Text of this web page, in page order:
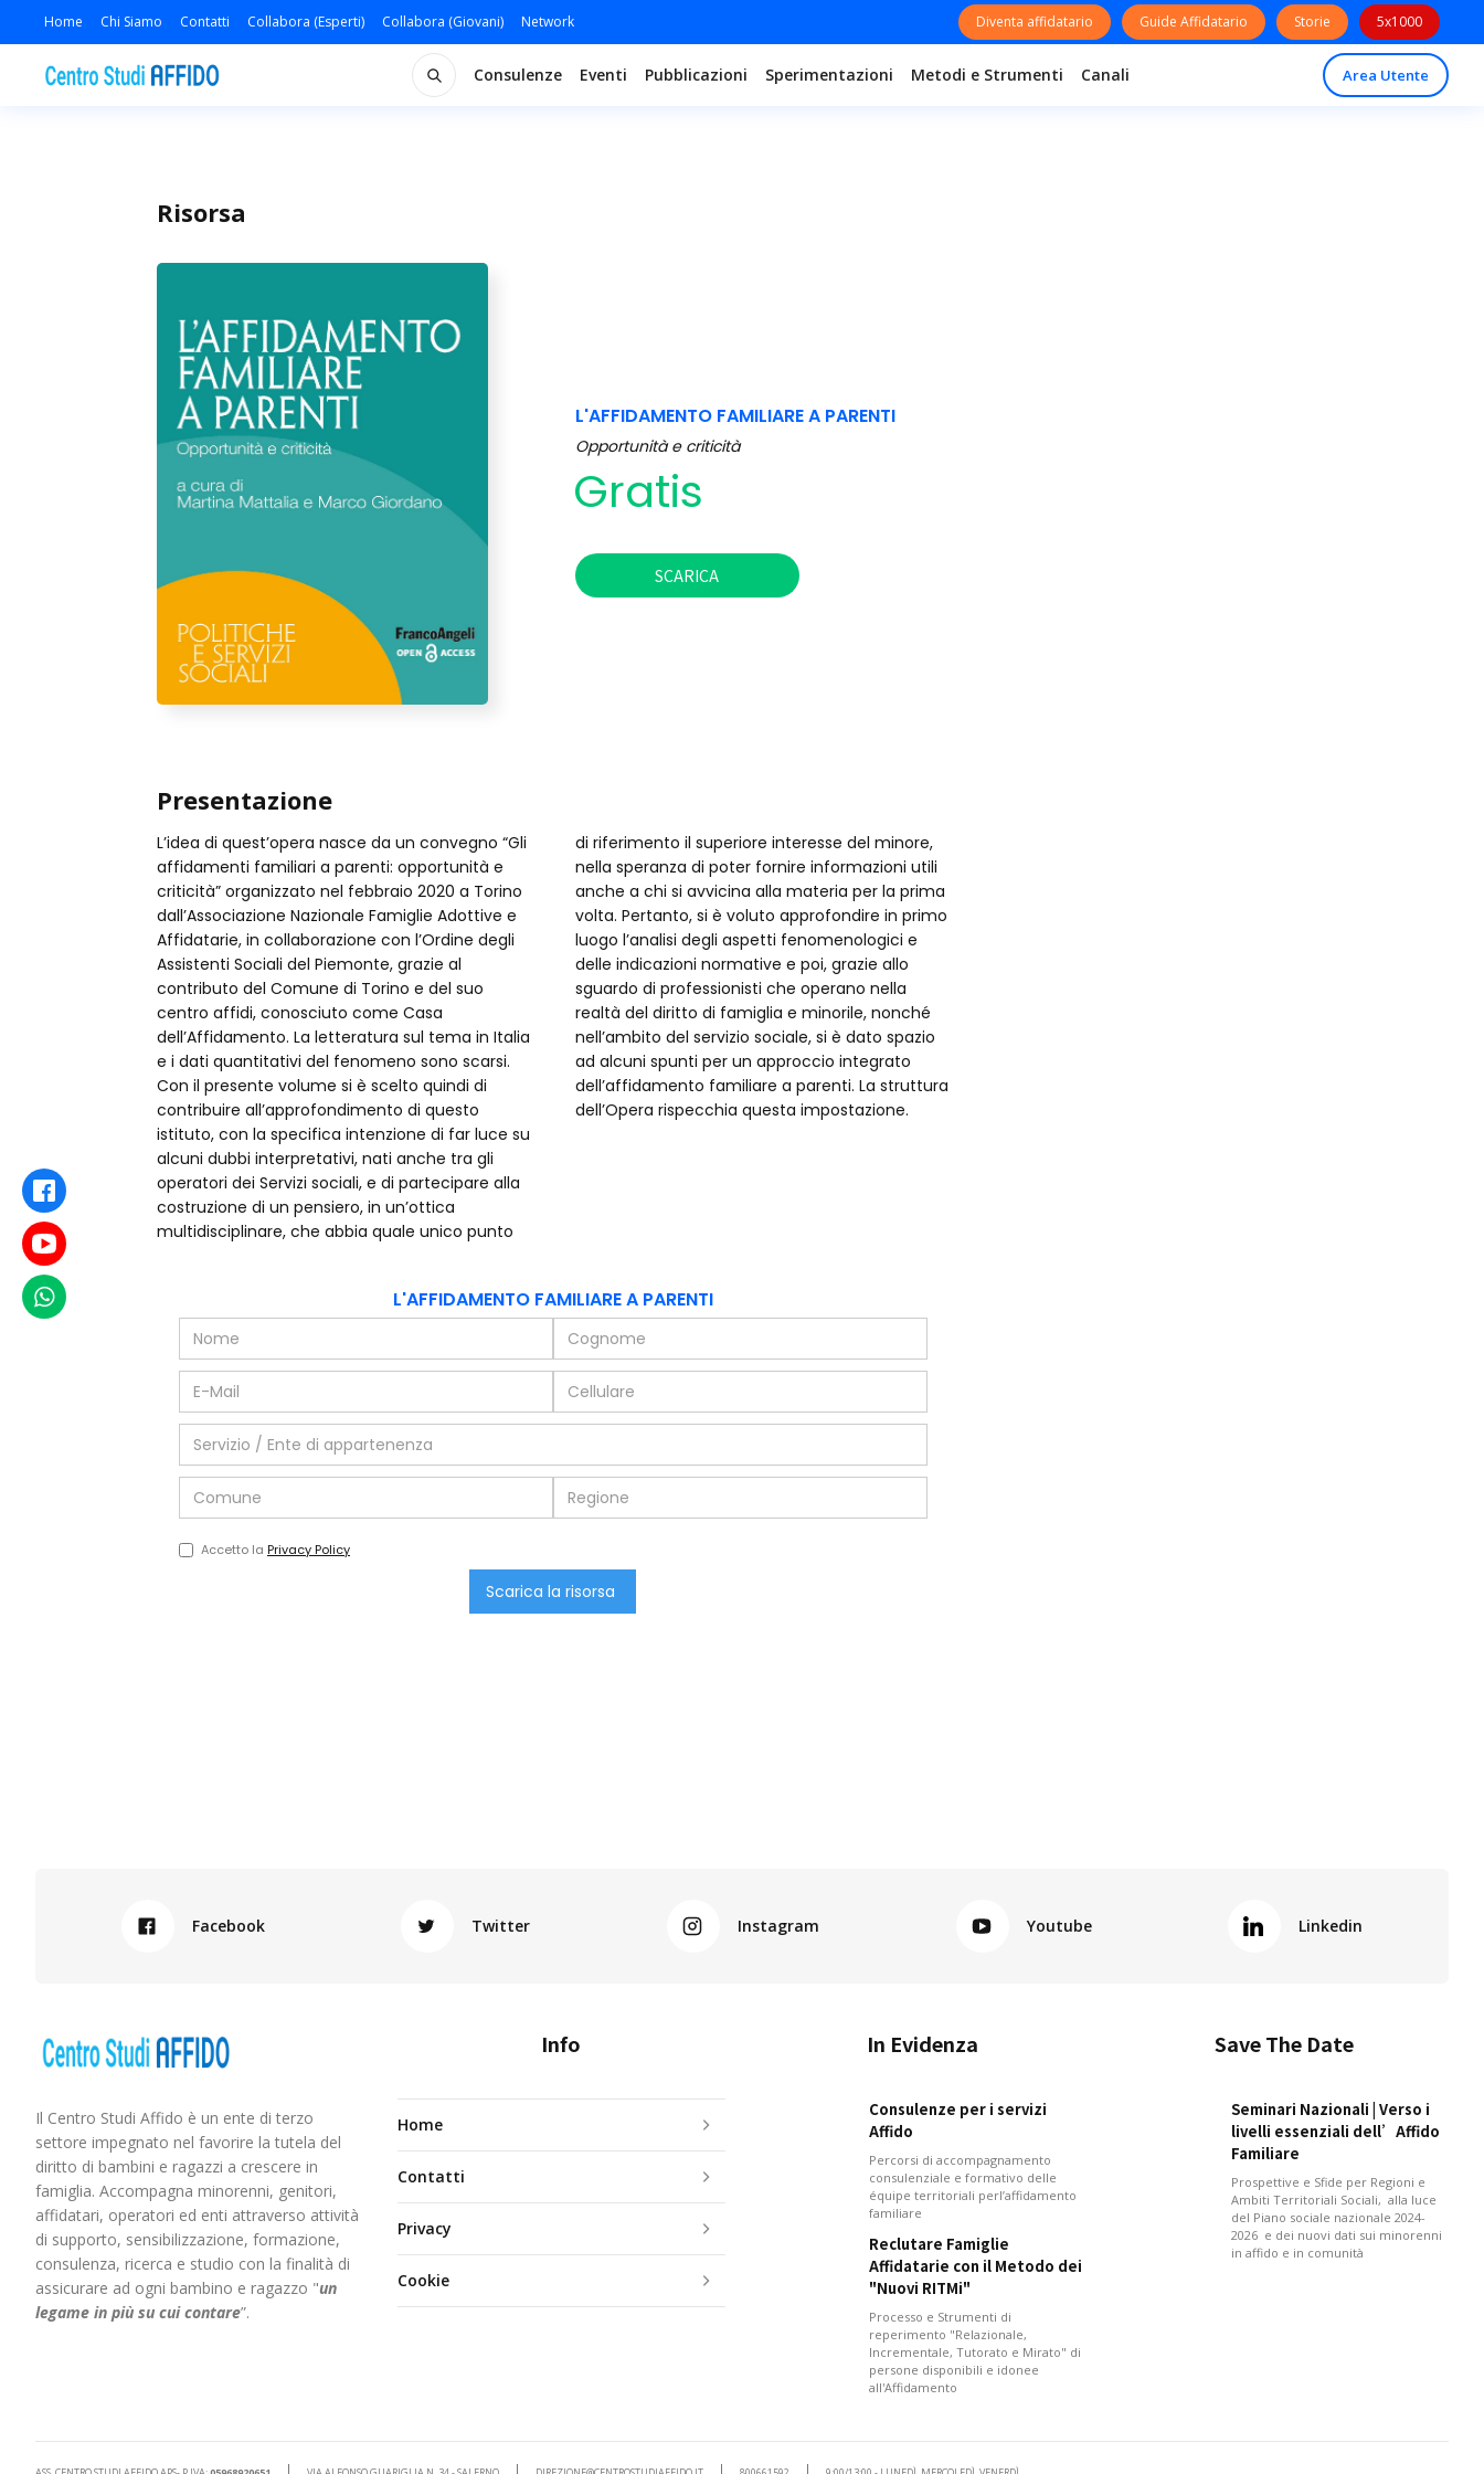
Home Chi Siamo Contatti Collabora (Esperti) Collabora (Giovani) Network Diventa affidatario Guide Affidatario Storie 5x1000
Consulenze Eventi Pubblicazioni Sperimentazioni Metodi e Strumenti Canali Area Utente
Risorsa
L'AFFIDAMENTO FAMILIARE A PARENTI
Opportunità e criticità
Gratis
SCARICA
Presentazione
L’idea di quest’opera nasce da un convegno “Gli
affidamenti familiari a parenti: opportunità e
criticità” organizzato nel febbraio 2020 a Torino
dall’Associazione Nazionale Famiglie Adottive e
Affidatarie, in collaborazione con l’Ordine degli
Assistenti Sociali del Piemonte, grazie al
contributo del Comune di Torino e del suo
centro affidi, conosciuto come Casa
dell’Affidamento. La letteratura sul tema in Italia
e i dati quantitativi del fenomeno sono scarsi.
Con il presente volume si è scelto quindi di
contribuire all’approfondimento di questo
istituto, con la specifica intenzione di far luce su
alcuni dubbi interpretativi, nati anche tra gli
operatori dei Servizi sociali, e di partecipare alla
costruzione di un pensiero, in un’ottica
multidisciplinare, che abbia quale unico punto
di riferimento il superiore interesse del minore,
nella speranza di poter fornire informazioni utili
anche a chi si avvicina alla materia per la prima
volta. Pertanto, si è voluto approfondire in primo
luogo l’analisi degli aspetti fenomenologici e
delle indicazioni normative e poi, grazie allo
sguardo di professionisti che operano nella
realtà del diritto di famiglia e minorile, nonché
nell’ambito del servizio sociale, si è dato spazio
ad alcuni spunti per un approccio integrato
dell’affidamento familiare a parenti. La struttura
dell’Opera rispecchia questa impostazione.
L'AFFIDAMENTO FAMILIARE A PARENTI
Accetto la Privacy Policy
Facebook Twitter Instagram Youtube Linkedin
Il Centro Studi Affido è un ente di terzo
settore impegnato nel favorire la tutela del
diritto di bambini e ragazzi a crescere in
famiglia. Accompagna minorenni, genitori,
affidatari, operatori ed enti attraverso attività
di supporto, sensibilizzazione, formazione,
consulenza, ricerca e studio con la finalità di
assicurare ad ogni bambino e ragazzo "un
legame in più su cui contare”.
Info
Home
Contatti
Privacy
Cookie
In Evidenza
Consulenze per i servizi
Affido
Percorsi di accompagnamento
consulenziale e formativo delle
équipe territoriali perl’affidamento
familiare
Reclutare Famiglie
Affidatarie con il Metodo dei
"Nuovi RITMi"
Processo e Strumenti di
reperimento "Relazionale,
Incrementale, Tutorato e Mirato" di
persone disponibili e idonee
all'Affidamento
Save The Date
Seminari Nazionali | Verso i
livelli essenziali dell’Affido
Familiare
Prospettive e Sfide per Regioni e
Ambiti Territoriali Sociali, alla luce
del Piano sociale nazionale 2024-
2026 e dei nuovi dati sui minorenni
in affido e in comunità